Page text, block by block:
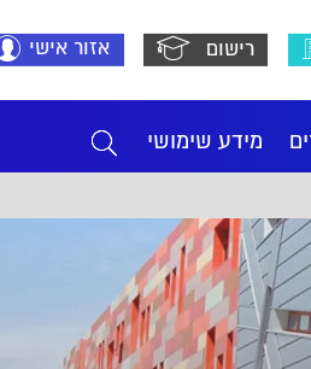
רישום אזור אישי
מידע שימושי